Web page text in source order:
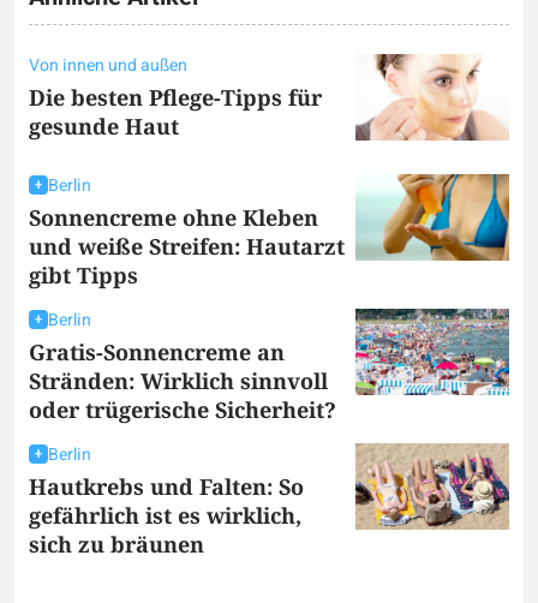
Von innen und außen
Die besten Pflege-Tipps für
gesunde Haut
Berlin
Sonnencreme ohne Kleben
und weiße Streifen: Hautarzt
gibt Tipps
Berlin
Gratis-Sonnencreme an
Stränden: Wirklich sinnvoll
oder trügerische Sicherheit?
Berlin
Hautkrebs und Falten: So
gefährlich ist es wirklich,
sich zu bräunen